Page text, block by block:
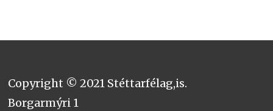
Copyright © 2021 Stéttarfélag,is.
Borgarmýri 1